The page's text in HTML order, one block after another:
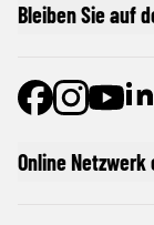
Online Netzwerk
Bleiben Sie auf